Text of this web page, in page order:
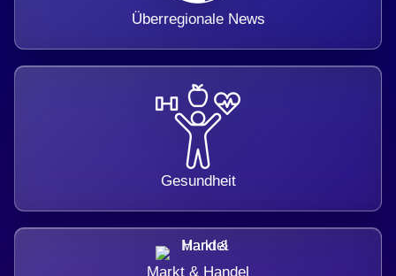
Überregionale News
Gesundheit
Markt & Handel